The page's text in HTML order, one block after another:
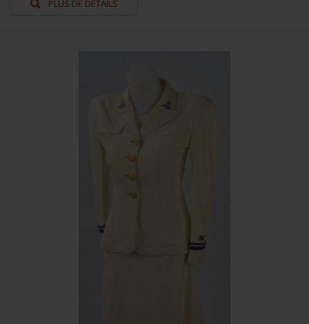
PLUS DE DÉTAILS